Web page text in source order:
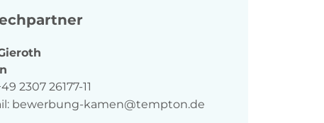
2307 26177-11
bewerbung-kamen@tempton.de